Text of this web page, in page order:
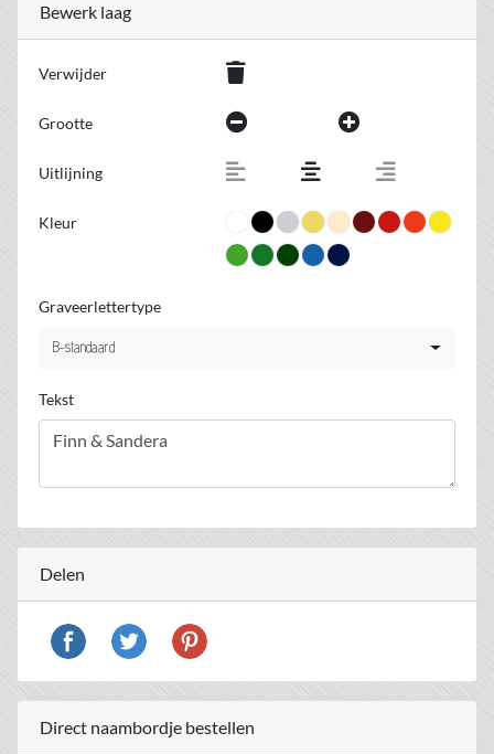
Bewerk laag
Verwijder
Grootte
Uitlijning
Kleur
Graveerlettertype
B-standaard
Tekst
Delen
Direct naambordje bestellen